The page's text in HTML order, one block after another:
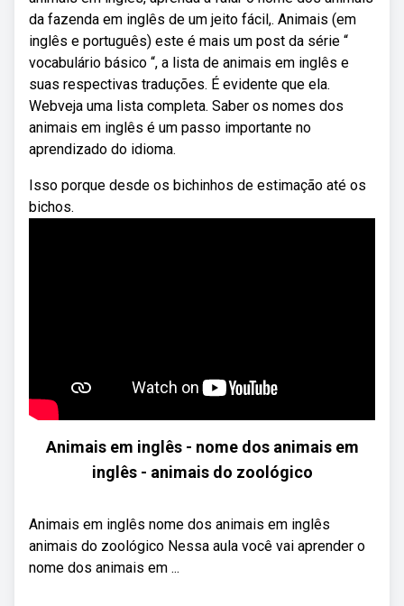
da fazenda em inglês de um jeito fácil,. Animais (em
inglês e português) este é mais um post da série “
vocabulário básico “, a lista de animais em inglês e
suas respectivas traduções. É evidente que ela.
Webveja uma lista completa. Saber os nomes dos
animais em inglês é um passo importante no
aprendizado do idioma.
Isso porque desde os bichinhos de estimação até os
bichos.
Animais em inglês - nome dos animais em
inglês - animais do zoológico
Animais em inglês nome dos animais em inglês
animais do zoológico Nessa aula você vai aprender o
nome dos animais em ...